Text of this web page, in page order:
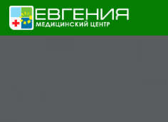
Skip to content